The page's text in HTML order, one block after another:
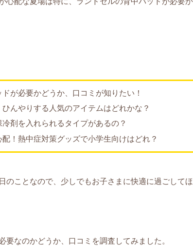
が必要かどうか、口コミが知りたい！
んやりする人気のアイテムはどれかな？
剤を入れられるタイプがあるの？
！熱中症対策グッズで小学生向けはどれ？
のことなので、少しでもお子さまに快適に過ごしてほ
要なのかどうか、口コミを調査してみました。